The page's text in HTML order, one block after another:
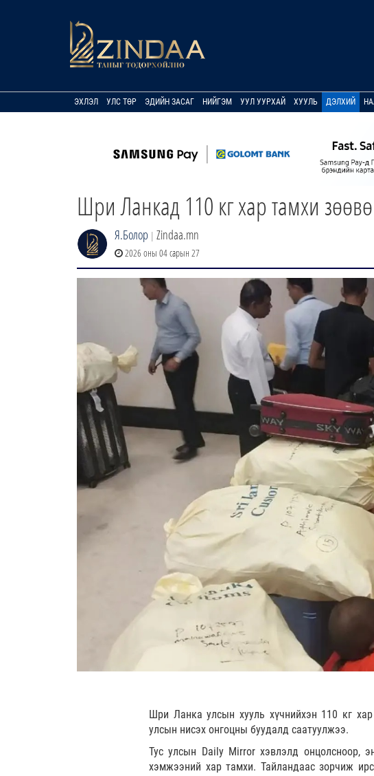
ЭХЛЭЛ УЛС ТӨР ЭДИЙН ЗАСАГ НИЙГЭМ УУЛ УУРХАЙ ХУУЛЬ ДЭЛХИЙ
Шри Ланкад 110 кг хар тамхи
Я.Болор | Zindaa.mn
2026 оны 04 сарын 27
Шри Ланка улсын хууль хүчнийхэн 110 кг
улсын нисэх онгоцны буудалд саатуулжээ.
Тус улсын Daily Mirror хэвлэлд онцолсноор,
хэмжээний хар тамхи. Тайландаас зорчиж